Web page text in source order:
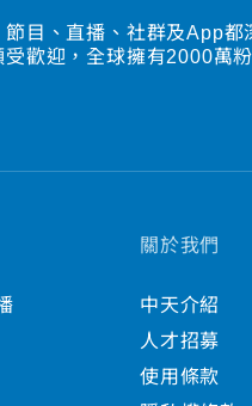
節目、直播、社群及App都
歡迎，全球擁有2000萬粉
關於我們
中天介紹
人才招募
使用條款